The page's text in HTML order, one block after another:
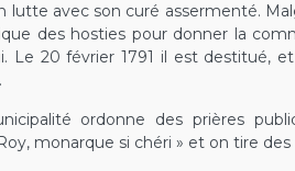
lutte avec son curé assermenté.
des hosties pour donner la
Le 20 février 1791 il est destitué,
ordonne des prières
monarque si chéri » et on tire des